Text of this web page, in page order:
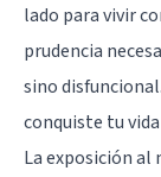
lado para vivir
prudencia
sino
conquiste tu
La exposición al